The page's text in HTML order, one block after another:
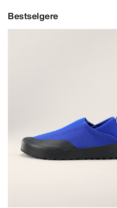
Bestselgere